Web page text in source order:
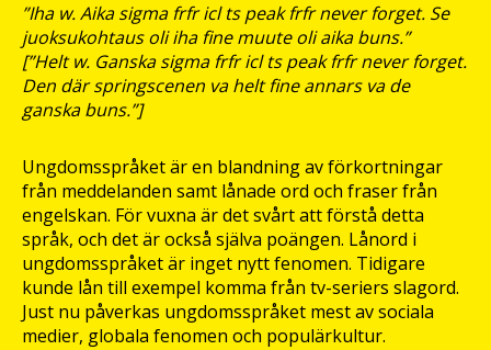
”Iha w. Aika sigma frfr icl ts peak frfr never forget. Se
juoksukohtaus oli iha fine muute oli aika buns.”
[”Helt w. Ganska sigma frfr icl ts peak frfr never forget.
Den där springscenen va helt fine annars va de
ganska buns.”]
Ungdomsspråket är en blandning av förkortningar
från meddelanden samt lånade ord och fraser från
engelskan. För vuxna är det svårt att förstå detta
språk, och det är också själva poängen. Lånord i
ungdomsspråket är inget nytt fenomen. Tidigare
kunde lån till exempel komma från tv-seriers slagord.
Just nu påverkas ungdomsspråket mest av sociala
medier, globala fenomen och populärkultur.